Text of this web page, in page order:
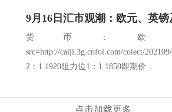
9月16日汇市观潮：欧元、英
货币：
src=http://caiji.3g.cnfol.com/colect/
2：1.1920阻力位1：1.1850即期价...
点击加载更多